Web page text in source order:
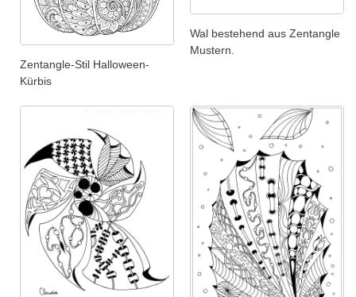
Zentangle-Stil Halloween-
Kürbis
Wal bestehend aus Zentangle
Mustern.